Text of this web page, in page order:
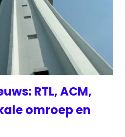
RTL, ACM,
omroep en